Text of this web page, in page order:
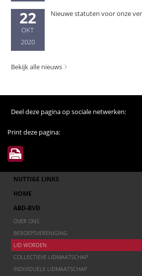
22
OKT
2020
Nieuwe statuten voor onze
Bekijk alle nieuws
Deel deze pagina op sociale netwerken:
Print deze pagina:
NUTTIGE LINKS
HOME
ABD-BVD
OVER ONS
BEROEPSVERENIGING
LID WORDEN
COLLECTIEVE LIDMAATSCHAP
INDIVIDUELE LIDMAATSCHAP